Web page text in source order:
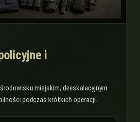
i
miejskim, deeskalacyjnym
podczas krótkich operacji.